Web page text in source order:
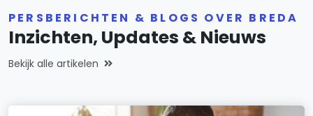
PERSBERICHTEN & BLOGS OVER BREDA
Inzichten, Updates & Nieuws
Bekijk alle artikelen